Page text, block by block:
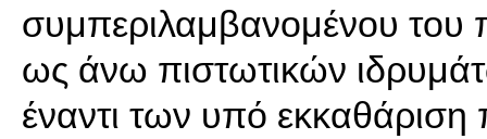
συμπεριλαμβανομένου του
ως άνω πιστωτικών
έναντι των υπό